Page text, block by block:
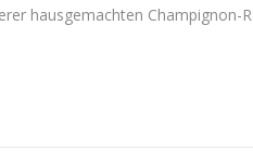
hausgemachten Champignon-